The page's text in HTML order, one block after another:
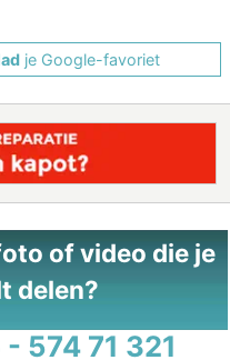
je Google-favoriet
of video die je
delen?
574 71 321